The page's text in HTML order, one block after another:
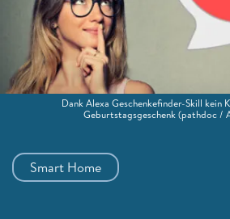
Smart Home
Dank Alexa Geschenkefinder-Skill kein
Geburtstagsgeschenk(pathdoc /